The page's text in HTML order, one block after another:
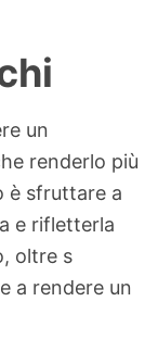
un
renderlo più
è sfruttare a
e rifletterla
oltre s
a rendere un